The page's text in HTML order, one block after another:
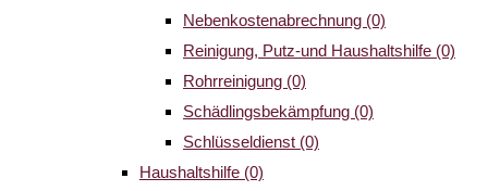
Nebenkostenabrechnung (0)
Reinigung, Putz-und Haushaltshilfe (0)
Rohrreinigung (0)
Schädlingsbekämpfung (0)
Schlüsseldienst (0)
Haushaltshilfe (0)